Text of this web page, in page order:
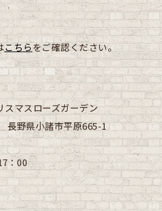
こちらをご確認ください。
マスローズガーデン
野県小諸市平原665-1
：00